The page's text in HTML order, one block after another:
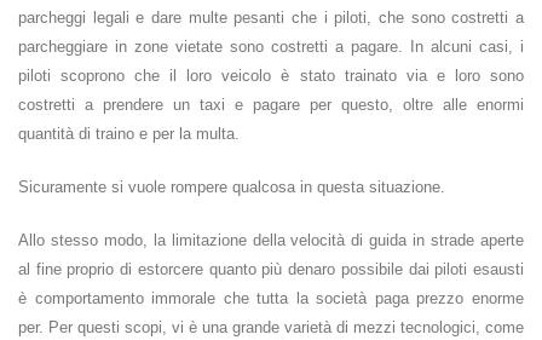
parcheggi legali e dare multe pesanti che i piloti, che sono costretti a
parcheggiare in zone vietate sono costretti a pagare. In alcuni casi, i
piloti scoprono che il loro veicolo è stato trainato via e loro sono
costretti a prendere un taxi e pagare per questo, oltre alle enormi
quantità di traino e per la multa.
Sicuramente si vuole rompere qualcosa in questa situazione.
Allo stesso modo, la limitazione della velocità di guida in strade aperte
al fine proprio di estorcere quanto più denaro possibile dai piloti esausti
è comportamento immorale che tutta la società paga prezzo enorme
per. Per questi scopi, vi è una grande varietà di mezzi tecnologici, come